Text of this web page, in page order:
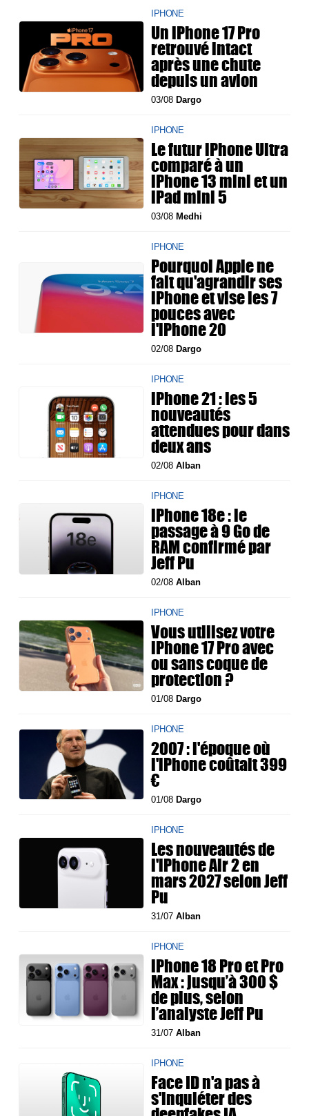
IPHONE
Un iPhone 17 Pro
retrouvé intact
après une chute
depuis un avion
03/08 Dargo
IPHONE
Le futur iPhone Ultra
comparé à un
iPhone 13 mini et un
iPad mini 5
03/08 Medhi
IPHONE
Pourquoi Apple ne
fait qu'agrandir ses
iPhone et vise les 7
pouces avec
l'iPhone 20
02/08 Dargo
IPHONE
iPhone 21 : les 5
nouveautés
attendues pour dans
deux ans
02/08Alban
IPHONE
iPhone 18e : le
passage à 9 Go de
RAM confirmé par
Jeff Pu
02/08Alban
IPHONE
Vous utilisez votre
iPhone 17 Pro avec
ou sans coque de
protection ?
01/08 Dargo
IPHONE
2007 : l'époque où
l'iPhone coûtait 399
€
01/08 Dargo
IPHONE
Les nouveautés de
l'iPhone Air 2 en
mars 2027 selon Jeff
Pu
31/07Alban
IPHONE
iPhone 18 Pro et Pro
Max : jusqu’à 300 $
de plus, selon
l’analyste Jeff Pu
31/07Alban
IPHONE
Face ID n'a pas à
s'inquiéter des